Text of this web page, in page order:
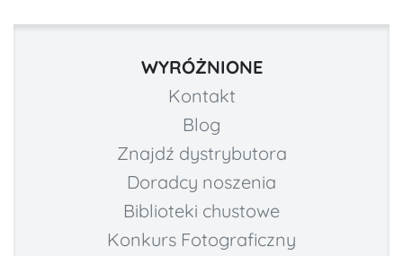
WYRÓŻNIONE
Kontakt
Blog
Znajdź dystrybutora
Doradcy noszenia
Biblioteki chustowe
Konkurs Fotograficzny